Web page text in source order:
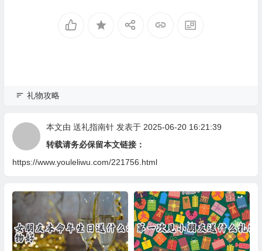
礼物攻略
本文由 送礼指南针发表于 2025-06-20 16:21:39
转载请务必保留本文链接：
https://www.youleliwu.com/221756.html